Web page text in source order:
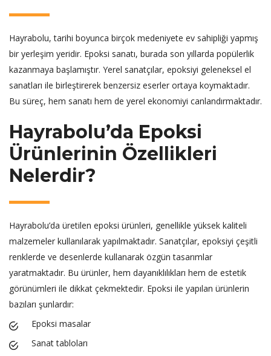
Hayrabolu, tarihi boyunca birçok medeniyete ev sahipliği yapmış
bir yerleşim yeridir. Epoksi sanatı, burada son yıllarda popülerlik
kazanmaya başlamıştır. Yerel sanatçılar, epoksiyi geleneksel el
sanatları ile birleştirerek benzersiz eserler ortaya koymaktadır.
Bu süreç, hem sanatı hem de yerel ekonomiyi canlandırmaktadır.
Hayrabolu’da Epoksi
Ürünlerinin Özellikleri
Nelerdir?
Hayrabolu’da üretilen epoksi ürünleri, genellikle yüksek kaliteli
malzemeler kullanılarak yapılmaktadır. Sanatçılar, epoksiyi çeşitli
renklerde ve desenlerde kullanarak özgün tasarımlar
yaratmaktadır. Bu ürünler, hem dayanıklılıkları hem de estetik
görünümleri ile dikkat çekmektedir. Epoksi ile yapılan ürünlerin
bazıları şunlardır:
Epoksi masalar
Sanat tabloları